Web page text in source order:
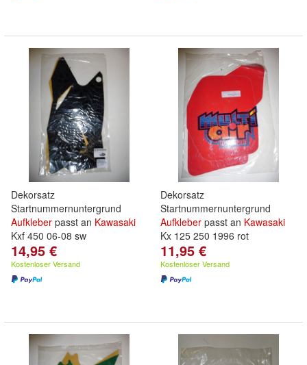
Dekorsatz
Startnummernuntergrund
Aufkleber passt an Kawasaki
Kxf 450 06-08 sw
14,95 €
Kostenloser Versand
Dekorsatz
Startnummernuntergrund
Aufkleber passt an Kawasaki
Kx 125 250 1996 rot
11,95 €
Kostenloser Versand